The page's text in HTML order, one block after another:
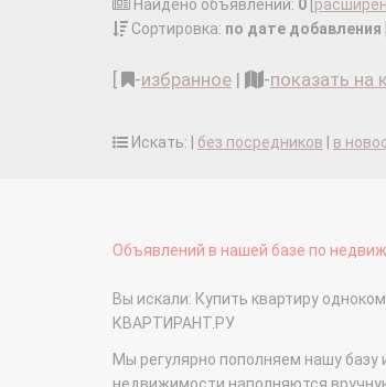
Найдено объявлений: 0
Сортировка: по дате добавления
-избранное | -показать на
Искать: | без посредников в
Объявлений в нашей базе по
Вы искали: Купить квартиру
КВАРТИРАНТ.РУ
Мы регулярно пополняем нашу